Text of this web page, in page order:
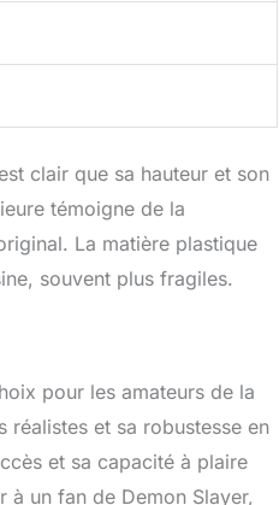
clair que sa hauteur et son
témoigne de la
La matière plastique
souvent plus fragiles.
pour les amateurs de la
et sa robustesse en
et sa capacité à plaire
un fan de Demon Slayer,